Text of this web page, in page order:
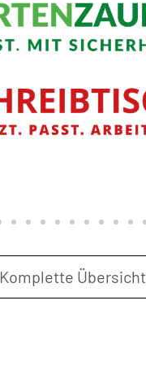
Komplette Übersicht